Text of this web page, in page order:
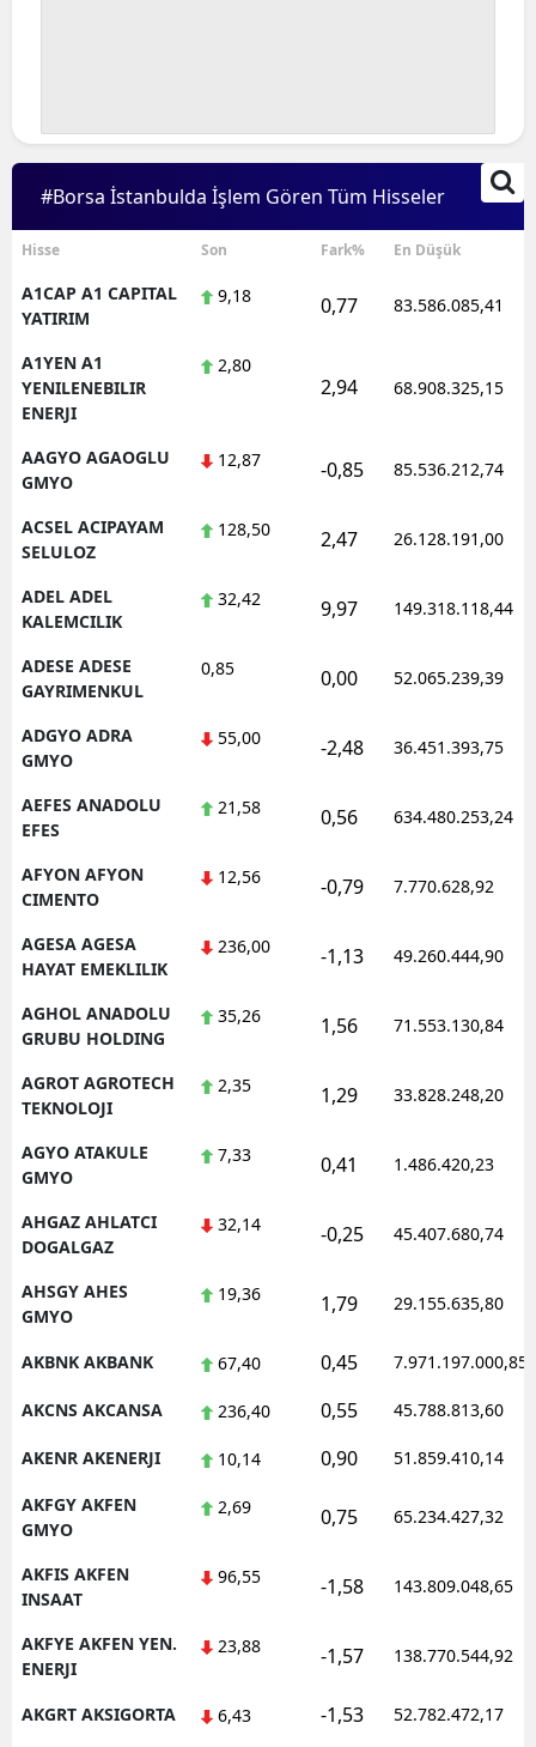
Çankırı
Çorum
Denizli
Diyarbakır
Elazığ
Eskişehir
Gümüşhane
Hakkari
Mersin
Kırşehir
Kütahya
Kahramanmaraş
Nevşehir
#Borsa İstanbulda İşlem Gören Tüm Hisseler
Hisse Son Fark% En Düşük
A1CAP A1 CAPITAL
YATIRIM
9,18 0,77 83.586.085,41
A1YEN A1
YENILENEBILIR
ENERJI
2,80
2,94 68.908.325,15
AAGYO AGAOGLU
GMYO
12,87 -0,85 85.536.212,74
ACSEL ACIPAYAM
SELULOZ
128,50 2,47 26.128.191,00
ADEL ADEL
KALEMCILIK
32,42 9,97 149.318.118,44
ADESE ADESE
GAYRIMENKUL
0,85 0,00 52.065.239,39
ADGYO ADRA
GMYO
55,00 -2,48 36.451.393,75
AEFES ANADOLU
EFES
21,58 0,56 634.480.253,24
AFYON AFYON
CIMENTO
12,56 -0,79 7.770.628,92
AGESA AGESA
HAYAT EMEKLILIK
236,00 -1,13 49.260.444,90
AGHOL ANADOLU
GRUBU HOLDING
35,26 1,56 71.553.130,84
AGROT AGROTECH
TEKNOLOJI
2,35 1,29 33.828.248,20
AGYO ATAKULE
GMYO
7,33 0,41 1.486.420,23
AHGAZ AHLATCI
DOGALGAZ
32,14 -0,25 45.407.680,74
AHSGY AHES
GMYO
19,36 1,79 29.155.635,80
AKBNK AKBANK 67,40 0,45 7.971.197.000,85
AKCNS AKCANSA 236,40 0,55 45.788.813,60
AKENR AKENERJI 10,14 0,90 51.859.410,14
AKFGY AKFEN
GMYO
2,69 0,75 65.234.427,32
AKFIS AKFEN
INSAAT
96,55 -1,58 143.809.048,65
AKFYE AKFEN YEN.
ENERJI
23,88 -1,57 138.770.544,92
AKGRT AKSIGORTA 6,43 -1,53 52.782.472,17